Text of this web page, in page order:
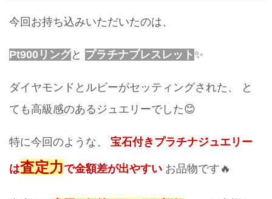
今回お持ち込みいただいたのは、
Pt900リングと プラチナブレスレット ✨
ダイヤモンドとルビーがセッティングされた、 と
ても高級感のあるジュエリーでした😊
特に今回のような、 宝石付きプラチナジュエリー
は査定力で金額差が出やすい お品物です🔥